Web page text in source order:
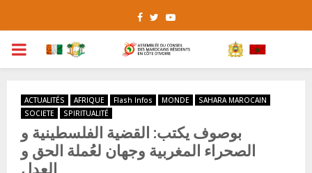
Facebook
TwitterYoutube
PRIMARY
ACTUALITÉS AFRIQUE Flash Infos MONDE
SAHARA MAROCAIN
SOCIETE
SPIRITUALITÉ
بوصوف يكتب: القضية الفلسطينية و
الصحراء المغربية وجهان لعُملة الحق و
العدل